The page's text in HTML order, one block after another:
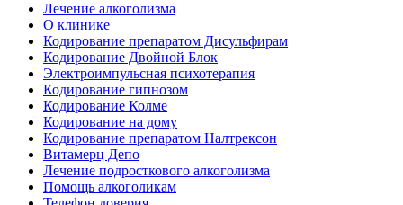
Лечение алкоголизма
О клинике
Кодирование препаратом Дисульфирам
Кодирование Двойной Блок
Электроимпульсная психотерапия
Кодирование гипнозом
Кодирование Колме
Кодирование на дому
Кодирование препаратом Налтрексон
Витамерц Депо
Лечение подросткового алкоголизма
Помощь алкоголикам